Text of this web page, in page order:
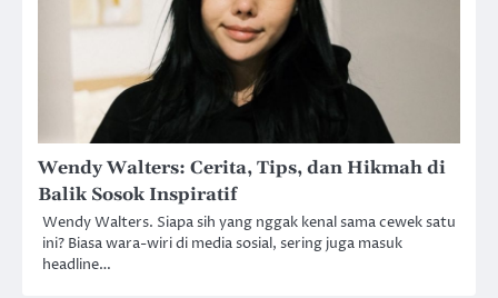
Wendy Walters: Cerita, Tips, dan Hikmah di
Balik Sosok Inspiratif
Wendy Walters. Siapa sih yang nggak kenal sama cewek satu
ini? Biasa wara-wiri di media sosial, sering juga masuk
headline…